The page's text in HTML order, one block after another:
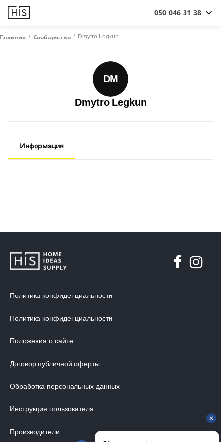
050 046 31 38
Главная / Сообщество / Dmytro Legkun
DM
Dmytro Legkun
Информация
Политика конфиденциальности
Политика конфиденциальности
Положения о сайте
Договор публичной оферты
Обработка персональных данных
Инструкция пользователя
Производители